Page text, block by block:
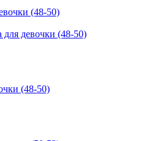
для девочки (48-50)
(48-50)